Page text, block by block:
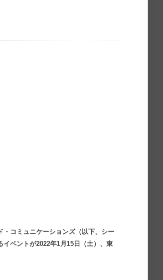
コミュニケーションズ（以下、シー
ベントが2022年1月15日（土）、東